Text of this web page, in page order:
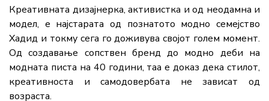
Креативната дизајнерка, активистка и од неодамна и
модел, е најстарата од познатото модно семејство
Хадид и токму сега го доживува својот голем момент.
Од создавање сопствен бренд до модно деби на
модната писта на 40 години, таа е доказ дека стилот,
креативноста и самодовербата не зависат од
возраста.